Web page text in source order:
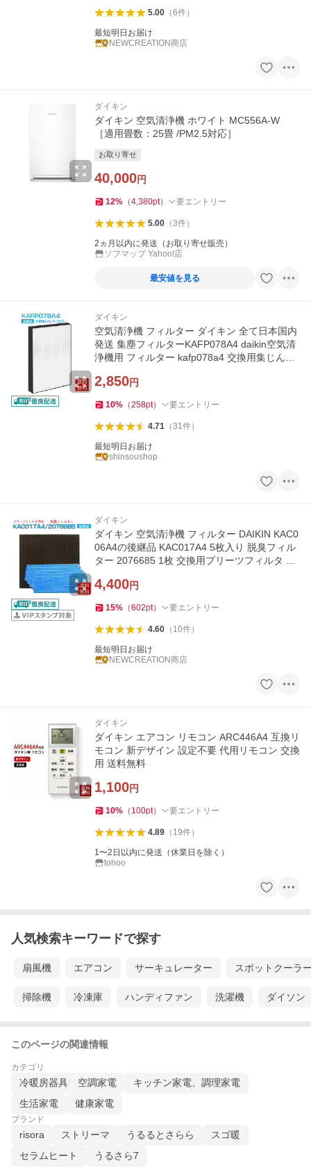
5.00（6件）
最短明日お届け
NEWCREATION商店
ダイキン
ダイキン 空気清浄機 ホワイト MC556A-W
［適用畳数：25畳 /PM2.5対応］
お取り寄せ
40,000円
12% （4,380pt） 要エントリー
5.00（3件）
2ヵ月以内に発送（お取り寄せ販売）
ソフマップ Yahoo!店
最安値を見る
ダイキン
空気清浄機 フィルター ダイキン 全て日本国内
発送 集塵フィルターKAFP078A4 daikin空気清
浄機用 フィルター kafp078a4 交換用集じんフ
2,850円
10% （258pt） 要エントリー
4.71（31件）
最短明日お届け
shinsoushop
ダイキン
ダイキン 空気清浄機 フィルター DAIKIN KAC0
06A4の後継品 KAC017A4 5枚入り 脱臭フィル
ター 2076685 1枚 交換用プリーツフィルタ ー
4,400円
15% （602pt） 要エントリー
4.60（ 10件）
最短明日お届け
NEWCREATION商店
ダイキン
ダイキン エアコン リモコン ARC446A4 互換リ
モコン 新デザイン 設定不要 代用リモコン 交換
用 送料無料
1,100円
10% （ 100pt） 要エントリー
4.89（ 19件）
1〜2日以内に発送（休業日を除く）
tohoo
人気検索キーワードで探す
扇風機 エアコン サーキュレーター スポットクーラ
掃除機 冷凍庫 ハンディファン 洗濯機 ダイソン
このページの関連情報
カテゴリ
冷暖房器具 空調家電
キッチン家電、調理家電
生活家電
健康家電
ブランド
risora ストリーマ うるるとさらら
スゴ暖
セラムヒート
うるさら7